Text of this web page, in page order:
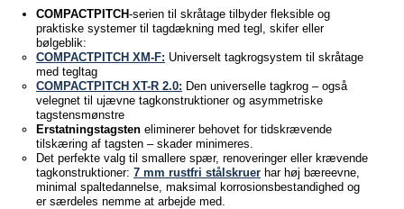
COMPACTPITCH-serien til skråtage tilbyder fleksible og
praktiske systemer til tagdækning med tegl, skifer eller
bølgeblik:
COMPACTPITCH XM-F: Universelt tagkrogsystem til skråtage
med tegltag
COMPACTPITCH XT-R 2.0: Den universelle tagkrog – også
velegnet til ujævne tagkonstruktioner og asymmetriske
tagstensmønstre
Erstatningstagsten eliminerer behovet for tidskrævende
tilskæring af tagsten – skader minimeres.
Det perfekte valg til smallere spær, renoveringer eller krævende
tagkonstruktioner: 7 mm rustfri stålskruer har høj bæreevne,
minimal spaltedannelse, maksimal korrosionsbestandighed og
er særdeles nemme at arbejde med.